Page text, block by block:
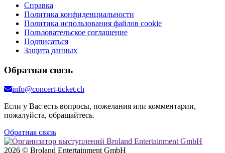
Справка
Политика конфиденциальности
Политика использования файлов cookie
Пользовательское соглашение
Подписаться
Защита данных
Обратная связь
info@concert-ticket.ch
Если у Вас есть вопросы, пожелания или комментарии,
пожалуйста, обращайтесь.
Обратная связь
2026 © Broland Entertainment GmbH